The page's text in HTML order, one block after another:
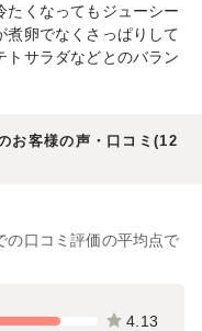
たくなってもジューシー
煮卵でなくさっぱりして
トサラダなどとのバラン
お客様の声・口コミ(12
の口コミ評価の平均点で
4.13